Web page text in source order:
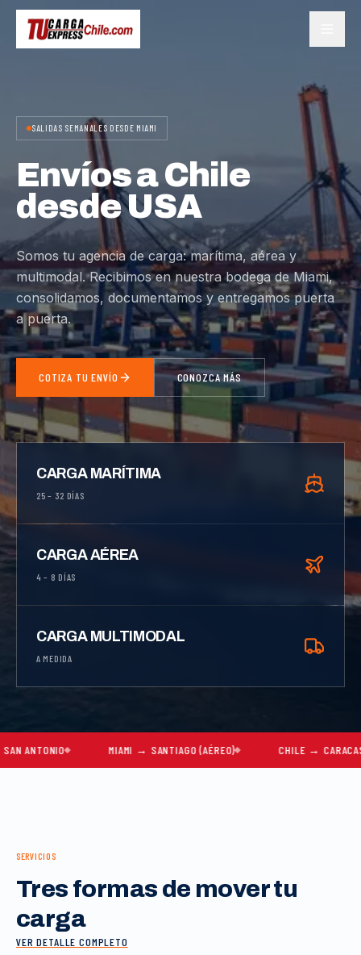
SALIDAS SEMANALES DESDE MIAMI
Envíos a Chile
desde USA
Somos tu agencia de carga: marítima, aérea y
multimodal. Recibimos en nuestra bodega de Miami,
consolidamos, documentamos y entregamos puerta
a puerta.
COTIZA TU ENVÍO CONOZCA MÁS
CARGA MARÍTIMA
25 – 32 DÍAS
CARGA AÉREA
4 – 8 DÍAS
CARGA MULTIMODAL
A MEDIDA
MIAMI → SANTIAGO (AÉREO) CHILE → CARACAS
SERVICIOS
Tres formas de mover tu
carga
VER DETALLE COMPLETO